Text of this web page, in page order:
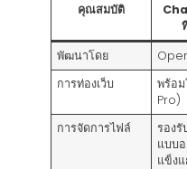
คุณสมบัติ
พัฒนาโดย
การท่องเว็บ
พร้อ
Pro)
การจัดการไฟล์
รองรั
แบบ
แข็ง